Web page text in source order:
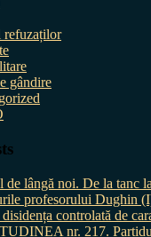
refuzaților
gândire
de lângă noi. De la tanc
profesorului Dughin
disidența controlată de
nr. 217.